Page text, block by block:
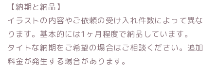
【納期と納品】
イラストの内容やご依頼の受け入れ件数によって異な
ります。基本的には1ヶ月程度で納品しています。
タイトな納期をご希望の場合はご相談ください。追加
料金が発生する場合があります。